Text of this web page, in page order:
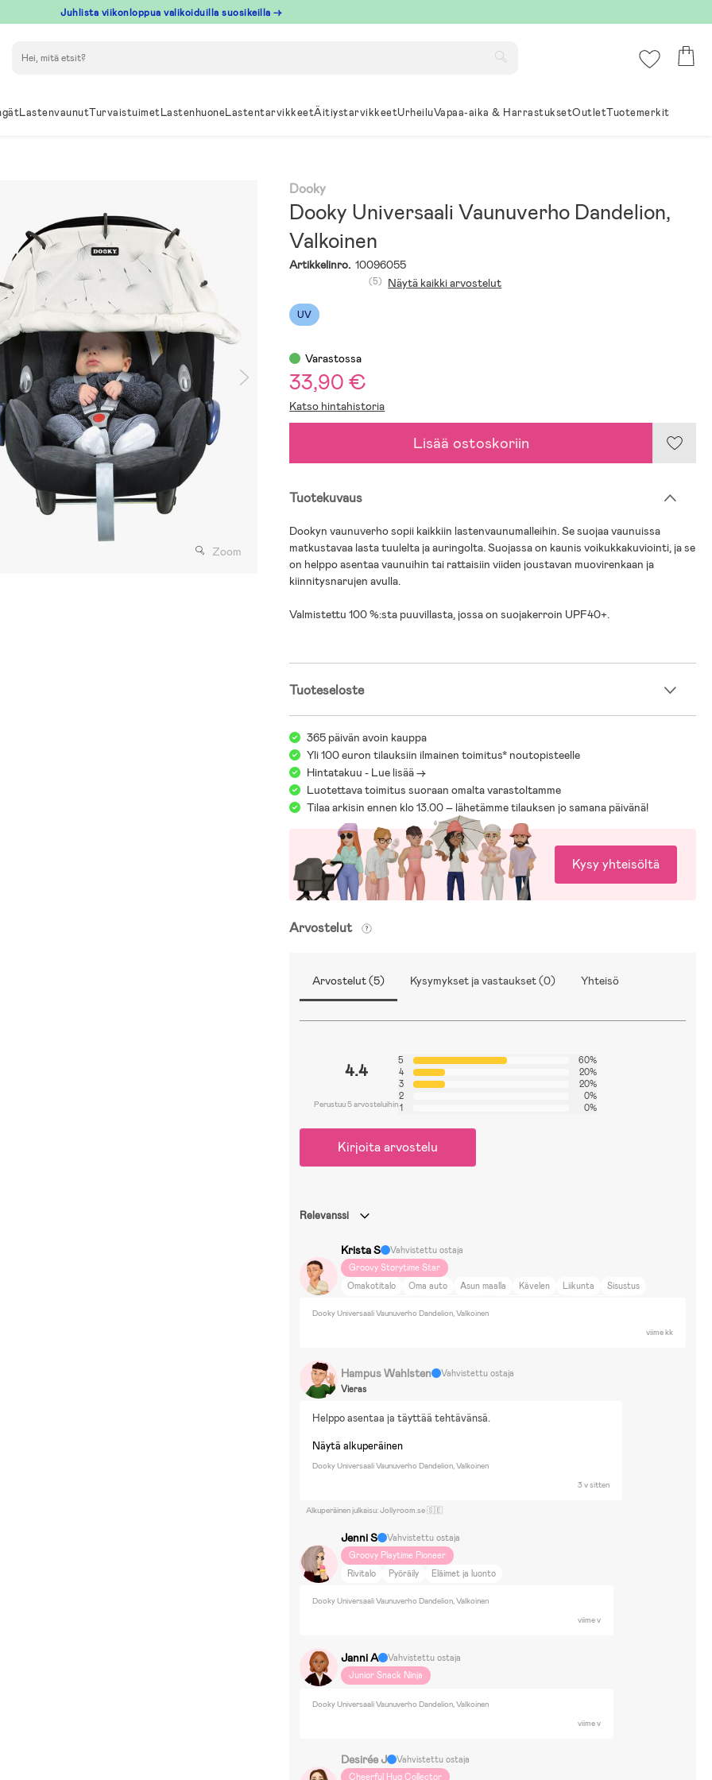
Juhlista viikonloppua valikoiduilla suosikeilla →
LastenvaunutTurvaistuimetLastenhuoneLastentarvikkeetÄitiystarvikkeetUrheiluVapaa-aika & HarrastuksetOutletTuotemerkit
Zoom
Dooky
Dooky Universaali Vaunuverho Dandelion,
Valkoinen
Artikkelinro. 10096055
UV
(5) Näytä kaikki arvostelut
Varastossa
33,90 €
Katso hintahistoria
Lisää ostoskoriin
Tuotekuvaus
Dookyn vaunuverho sopii kaikkiin lastenvaunumalleihin. Se suojaa vaunuissa
matkustavaa lasta tuulelta ja auringolta. Suojassa on kaunis voikukkakuviointi, ja se
on helppo asentaa vaunuihin tai rattaisiin viiden joustavan muovirenkaan ja
kiinnitysnarujen avulla.
Valmistettu 100 %:sta puuvillasta, jossa on suojakerroin UPF40+.
Tuoteseloste
365 päivän avoin kauppa
Yli 100 euron tilauksiin ilmainen toimitus* noutopisteelle
Hintatakuu - Lue lisää ->
Luotettava toimitus suoraan omalta varastoltamme
Tilaa arkisin ennen klo 13.00 – lähetämme tilauksen jo samana päivänä!
Kysy yhteisöltä
Arvostelut
Arvostelut (5) Kysymykset ja vastaukset (0) Yhteisö
4.4
Perustuu 5 arvosteluihin
5
60%
4
20%
3
20%
2
0%
1
0%
Kirjoita arvostelu
Relevanssi
Krista S
Vahvistettu ostaja
Groovy Storytime Star
Omakotitalo
Oma auto Asun maalla Kävelen Liikunta
Sisustus
Dooky Universaali Vaunuverho Dandelion, Valkoinen
viime kk
Hampus Wahlsten
Vahvistettu ostaja
Vieras
Helppo asentaa ja täyttää tehtävänsä.
Näytä alkuperäinen
Dooky Universaali Vaunuverho Dandelion, Valkoinen
3 v sitten
Alkuperäinen julkaisu: Jollyroom.se 🇸🇪
Jenni S
Vahvistettu ostaja
Groovy Playtime Pioneer
Rivitalo
Pyöräily Eläimet ja luonto
Dooky Universaali Vaunuverho Dandelion, Valkoinen
viime v
Janni A
Vahvistettu ostaja
Junior Snack Ninja
Dooky Universaali Vaunuverho Dandelion, Valkoinen
viime v
Desirée J
Vahvistettu ostaja
Cheerful Hug Collector